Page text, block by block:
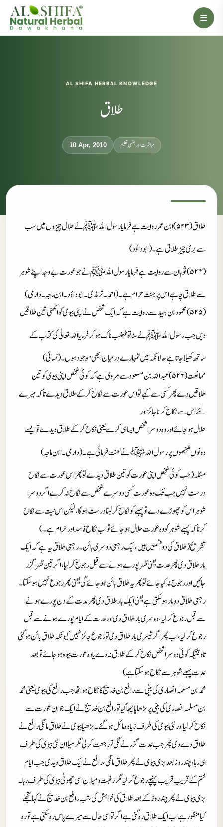
AL SHIFA HERBAL KNOWLEDGE
طلاق
10 Apr, 2010 مباشرت اور جنسی تعلیم
طلاق(۵۲۳)ابن عمر روایت ہے فرمایا رسول الله ﷺنے حلال چیزوں میں سب
سے بری چیز طلاق ہے۔ (ابوداؤد)
(۵۲۴)ثوبان سے روایت ہے فرمایا رسول الله
ﷺنے جو عورت بے وجہ اپنے شوہر
سے طلاق چاہے اس پر جنت حرام ہے۔ (احمد۔ ترمذی۔ ابوداؤد۔ ابن ماجہ۔ دارمی)
(۵۲۵)محمود بن بسید سے روایت ہے کہ ایک شخص نے اپنی بیوی کو اکھٹی تین طلاقیں
دیں جب رسول اللهﷺنے سنا تو غضب ناک ہو کر فرمایا الله تعالیٰ کی کتاب کے
ساتھ کھیلا جاتا ہے حالانکہ میں تمہارے درمیان ابھی موجود ہوں۔ (نسائی)
ممانعت(۵۲۶)عبدالله بن مسعود سے مروی ہے کہ کوئی شخص اپنی بیوی کو تین
طلاقیں دے پھر کسی سے کہے تو اس عورت سے نکاح کر کے طلاق دیدے تاکہ میرے
لئے اس سے نکاح کرنا جائز اور
حلال ہوجائےاور وہ دوسرا شخص ایسا ہی کرے یعنی نکاح کر کے طلاق دیدے تو ایسے
دونوں شخصوں پر رسول اللهﷺنے لعنت فرمائی ہے۔ (دارمی۔ ابن ماجہ)
مسئلہ(جب کوئی شخص اپنی عورت کو تین طلاق دیدے تو پھر اس عورت سے نکاح
درست نہیں جب تک وہ عورت کسی دوسرے شخص سے نکاح نہ کرے اگر دوسرا
شوہراس کو چھوڑےدے تو پہلے کو نکاح کرلینا درست ہوگا، لیکن اس نیت سے نکاح
کرنا کہ پہلے شوہر کو وہ عورت حلال ہوجائے تو اب نکاح فاسد اور حرام ہے۔)
تشریح (طلاق کی دو قسمیں ہیں، ایک رجعی دوسری بائن۔ رجعی طلاق یہ ہے کہ ایک
بار طلاق دی پھر عدت یعنی طُہر پورے ہونے سے قبل رجوع کرلیا، اگرتین طُہر گزر
جائیں اور رجوع نہ کیا جائے تو پھر یہ طلاق بائن ہوجائے گی یعنی پھر رجوع نہیں ہوسکتا۔
رجعی طلاق دوبار ہوسکتی ہے یعنی ایک بار طلاق دی پھر مدت کے دن پورے ہونے
سے قبل رجوع کرلیا، دوسری بار طلاق دی اور عدت کے ایام پورے ہونے سے قبل
رجوع کر لیا، اب پھر اگر تیسری بار طلاق دی تو رجوع جائز نہیں کیونکہ طلاق بائن ہوگئی
تاوقتیکہ کوئی دوسرا شخص نکاح کر کے طلاق نہ دے یا وہ عورت بیوہ ہوجائے تو بعد
عدت پہلے شوہر سے نکاح ہوسکتا ہے)
محمد بن مسلمہ انصاری کی بیٹی سے رافع بن خدیج کا نکاح ہوا تھا جب رافع کی بیوی یعنی محمد
بن مسلمہ انصاری کی بیٹی پر بڑھاپا چھا گیا تو رافع بن خدیج نےایک جوان عورت سے
نکاح کر لیا اور نئی بیوی کی طرف زیادہ مائل ہوگئے۔ بڑھیا بیوی نے طلاق مانگی رافع نے
طلاق دے دی پھر جب عدت گزرنے لگی تو رجعت کرلی مگر میلان نئی بیوی کی طرف
ہی رہا، چند روز بعد بڑی بیوی نےپھر طلاق مانگی، رافع نے ایک طلاق دیدی جب ایام
ختم کے قریب قریب پہنچے رجوع کرلیا مگر رغبت و میلان اسی چھوٹی بیوی کی طرف رہا۔
بڑی بیوی نے پھر چند روز کے بعد طلاق کی خواہش کی، تب رافع بن خدیج نے کہا تجھے
کیا منظور ہے اب ایک طلاق رہ گئی ہے اگرتو اسی حال سے میرے پاس رہ سکتی ہے تو رہ